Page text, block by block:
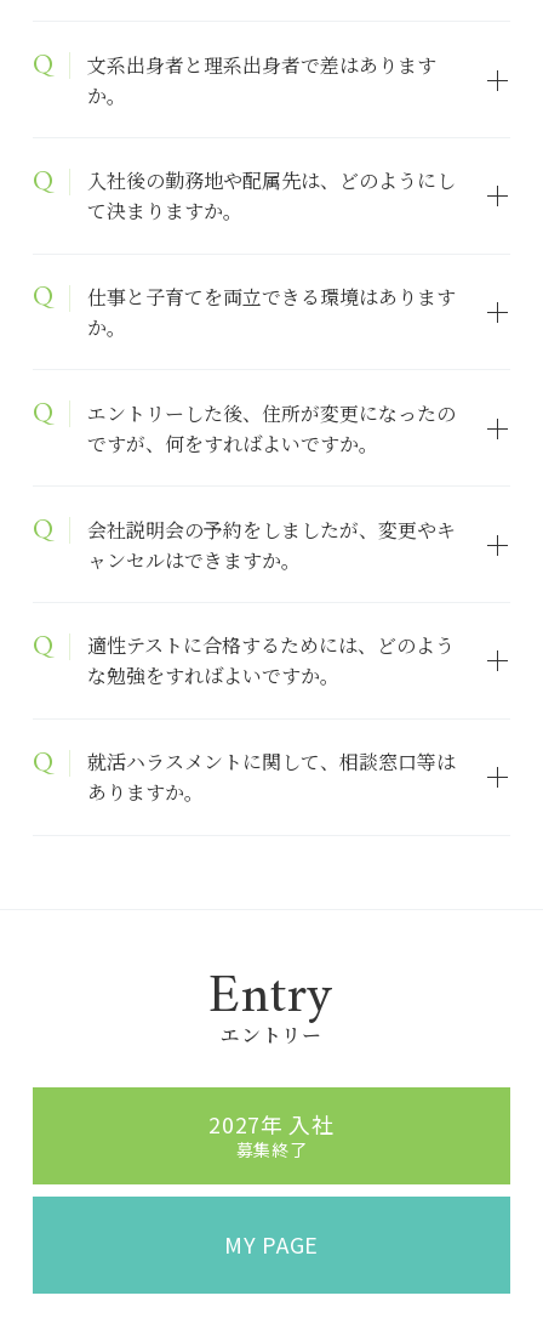
文系出身者と理系出身者で差はあります
か。
入社後の勤務地や配属先は、どのようにし
て決まりますか。
仕事と子育てを両立できる環境はあります
か。
エントリーした後、住所が変更になったの
ですが、何をすればよいですか。
会社説明会の予約をしましたが、変更やキ
ャンセルはできますか。
適性テストに合格するためには、どのよう
な勉強をすればよいですか。
就活ハラスメントに関して、相談窓口等は
ありますか。
Entry
エントリー
2027年 入社
募集終了
MY PAGE